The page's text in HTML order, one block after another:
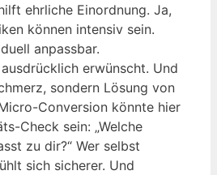
ehrliche Einordnung. Ja,
können intensiv sein.
anpassbar.
erwünscht. Und
sondern Lösung von
Conversion könnte hier
Check sein: „Welche
zu dir?“ Wer selbst
sich sicherer. Und